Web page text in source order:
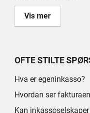
Vis mer
OFTE STILTE
Hva er egeninkasso?
Hvordan ser
Kan